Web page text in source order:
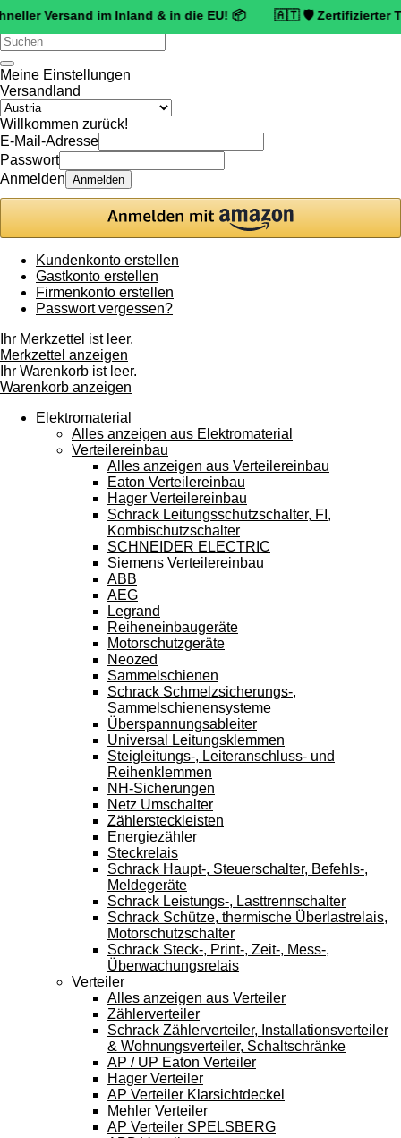
im Inland & in die EU! 📦 🇦🇹 🛡️ Zertifizierter Trusted
Verwende
die
oben
und
unten,
um
das
Ergebnis
auszuwählen.
Eingabetaste,
zum
ausgewählten
können
Touch-
und
Streichgesten
verwenden.
Meine Einstellungen
Versandland
Willkommen zurück!
E-Mail-Adresse
Passwort
Anmelden Anmelden
Kundenkonto erstellen
Gastkonto erstellen
Firmenkonto erstellen
Passwort vergessen?
Ihr Merkzettel ist leer.
Merkzettel anzeigen
Ihr Warenkorb ist leer.
Warenkorb anzeigen
Elektromaterial
Alles anzeigen aus Elektromaterial
Verteilereinbau
Alles anzeigen aus Verteilereinbau
Eaton Verteilereinbau
Hager Verteilereinbau
Schrack Leitungsschutzschalter, FI,
Kombischutzschalter
SCHNEIDER ELECTRIC
Siemens Verteilereinbau
ABB
AEG
Legrand
Reiheneinbaugeräte
Motorschutzgeräte
Neozed
Sammelschienen
Schrack Schmelzsicherungs-,
Sammelschienensysteme
Überspannungsableiter
Universal Leitungsklemmen
Steigleitungs-, Leiteranschluss- und
Reihenklemmen
NH-Sicherungen
Netz Umschalter
Zählersteckleisten
Energiezähler
Steckrelais
Schrack Haupt-, Steuerschalter, Befehls-,
Meldegeräte
Schrack Leistungs-, Lasttrennschalter
Schrack Schütze, thermische Überlastrelais,
Motorschutzschalter
Schrack Steck-, Print-, Zeit-, Mess-,
Überwachungsrelais
Verteiler
Alles anzeigen aus Verteiler
Zählerverteiler
Schrack Zählerverteiler, Installationsverteiler
& Wohnungsverteiler, Schaltschränke
AP / UP Eaton Verteiler
Hager Verteiler
AP Verteiler Klarsichtdeckel
Mehler Verteiler
AP Verteiler SPELSBERG